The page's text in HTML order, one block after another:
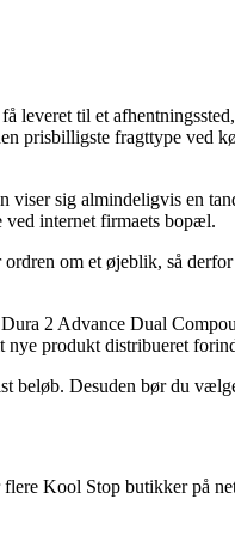
leveret til et
prisbilligste fragttype ved
sig almindeligvis en
ved internet firmaets bopæl.
om et øjeblik, så
2 Advance Dual
produkt distribueret
Desuden bør du
Kool Stop butikker på